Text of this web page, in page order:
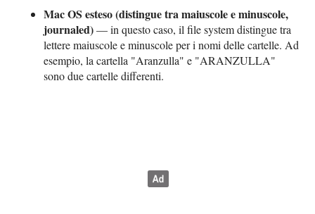
Mac OS esteso (distingue tra maiuscole e minuscole,
journaled)— in questo caso, il file system distingue tra
lettere maiuscole e minuscole per i nomi delle cartelle. Ad
esempio, la cartella "Aranzulla" e "ARANZULLA"
sono due cartelle differenti.